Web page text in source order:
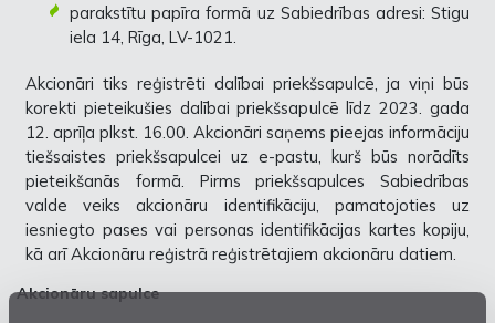
parakstītu papīra formā uz Sabiedrības adresi: Stigu
iela 14, Rīga, LV-1021.
Akcionāri tiks reģistrēti dalībai priekšsapulcē, ja viņi būs
korekti pieteikušies dalībai priekšsapulcē līdz 2023. gada
12. aprīļa plkst. 16.00. Akcionāri saņems pieejas informāciju
tiešsaistes priekšsapulcei uz e-pastu, kurš būs norādīts
pieteikšanās formā. Pirms priekšsapulces Sabiedrības
valde veiks akcionāru identifikāciju, pamatojoties uz
iesniegto pases vai personas identifikācijas kartes kopiju,
kā arī Akcionāru reģistrā reģistrētajiem akcionāru datiem.
Akcionāru sapulce